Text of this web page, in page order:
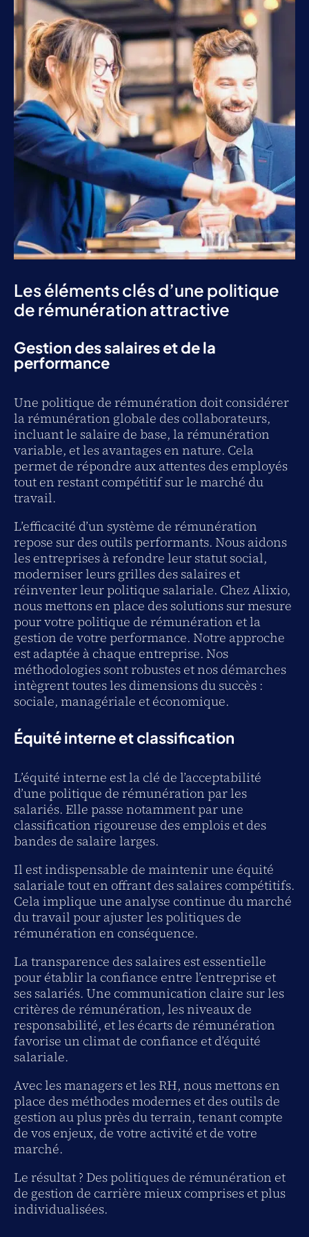
Les éléments clés d’une politique
de rémunération attractive
Gestion des salaires et de la
performance
Une politique de rémunération doit considérer
la rémunération globale des collaborateurs,
incluant le salaire de base, la rémunération
variable, et les avantages en nature. Cela
permet de répondre aux attentes des employés
tout en restant compétitif sur le marché du
travail.
L’efficacité d’un système de rémunération
repose sur des outils performants. Nous aidons
les entreprises à refondre leur statut social,
moderniser leurs grilles des salaires et
réinventer leur politique salariale. Chez Alixio,
nous mettons en place des solutions sur mesure
pour votre politique de rémunération et la
gestion de votre performance. Notre approche
est adaptée à chaque entreprise. Nos
méthodologies sont robustes et nos démarches
intègrent toutes les dimensions du succès :
sociale, managériale et économique.
Équité interne et classification
L’équité interne est la clé de l’acceptabilité
d’une politique de rémunération par les
salariés. Elle passe notamment par une
classification rigoureuse des emplois et des
bandes de salaire larges.
Il est indispensable de maintenir une équité
salariale tout en offrant des salaires compétitifs.
Cela implique une analyse continue du marché
du travail pour ajuster les politiques de
rémunération en conséquence.
La transparence des salaires est essentielle
pour établir la confiance entre l’entreprise et
ses salariés. Une communication claire sur les
critères de rémunération, les niveaux de
responsabilité, et les écarts de rémunération
favorise un climat de confiance et d’équité
salariale.
Avec les managers et les RH, nous mettons en
place des méthodes modernes et des outils de
gestion au plus près du terrain, tenant compte
de vos enjeux, de votre activité et de votre
marché.
Le résultat ? Des politiques de rémunération et
de gestion de carrière mieux comprises et plus
individualisées.